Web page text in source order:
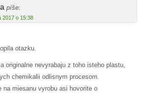
píše:
2017 o 15:38
otazku.
originalne nevyrabaju z toho isteho plastu,
chemikalii odlisnym procesom.
na miesanu vyrobu asi hovorite o